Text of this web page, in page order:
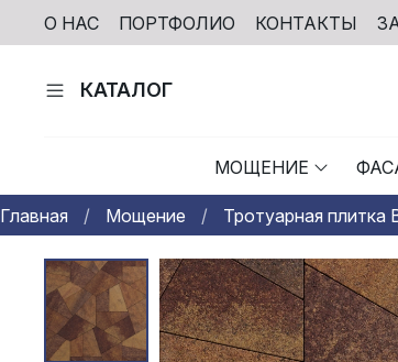
О НАС ПОРТФОЛИО КОНТАКТЫ
КАТАЛОГ
МОЩЕНИЕ
Главная Мощение Тротуарная плитка